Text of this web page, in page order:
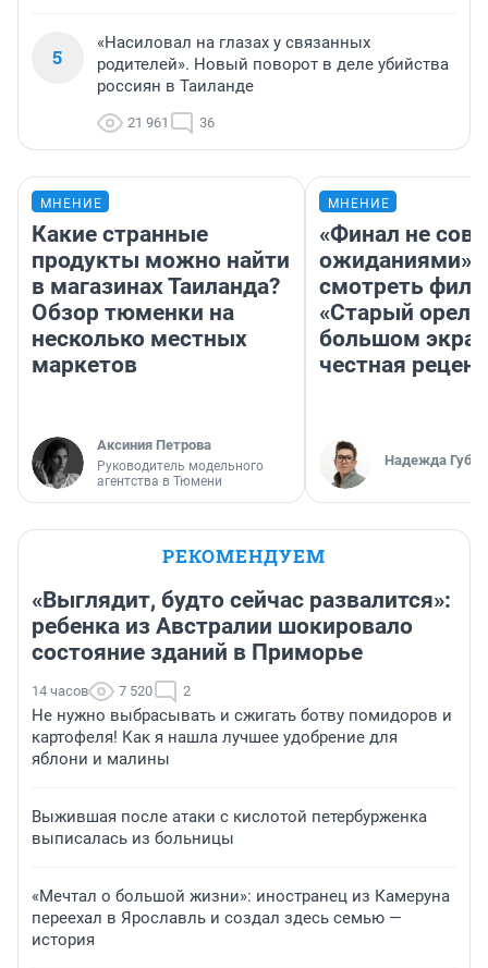
5
«Насиловал на глазах у связанных
родителей». Новый поворот в деле убийства
россиян в Таиланде
21 961 36
МНЕНИЕ
Какие странные
продукты можно найти
в магазинах Таиланда?
Обзор тюменки на
несколько местных
маркетов
Аксиния Петрова
Руководитель модельного
агентства в Тюмени
МНЕНИЕ
«Финал не
ожиданиями»:
смотреть
«Старый орел»
большом
честная
Надежда
РЕКОМЕНДУЕМ
«Выглядит, будто сейчас развалится»:
ребенка из Австралии шокировало
состояние зданий в Приморье
14 часов 7 520 2
Не нужно выбрасывать и сжигать ботву помидоров и
картофеля! Как я нашла лучшее удобрение для
яблони и малины
Выжившая после атаки с кислотой петербурженка
выписалась из больницы
«Мечтал о большой жизни»: иностранец из Камеруна
переехал в Ярославль и создал здесь семью —
история